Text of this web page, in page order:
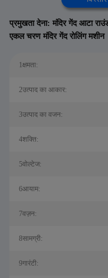
प्रमुखता देना: मंदिर गेंद आटा
एकल चरण मंदिर गेंद रोलिंग मशीन
1क्षमता:
2उत्पाद का आकार:
3उत्पाद का वजन:
4शक्ति:
5वोल्टेज:
6आयाम:
7वज़न:
8सामग्री:
9गारंटी: